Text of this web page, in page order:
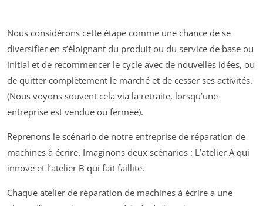
Nous considérons cette étape comme une chance de se
diversifier en s’éloignant du produit ou du service de base ou
initial et de recommencer le cycle avec de nouvelles idées, ou
de quitter complètement le marché et de cesser ses activités.
(Nous voyons souvent cela via la retraite, lorsqu’une
entreprise est vendue ou fermée).
Reprenons le scénario de notre entreprise de réparation de
machines à écrire. Imaginons deux scénarios : L’atelier A qui
innove et l’atelier B qui fait faillite.
Chaque atelier de réparation de machines à écrire a une